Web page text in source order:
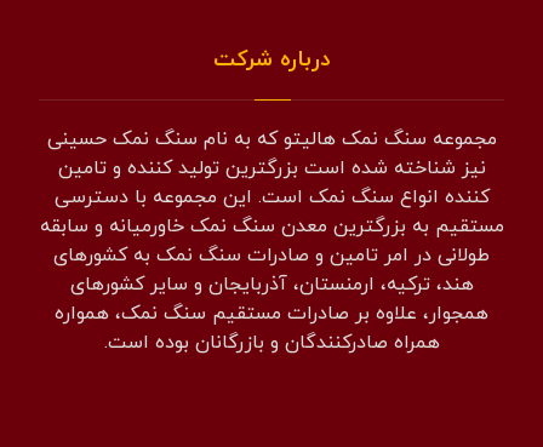
درباره شرکت
مجموعه سنگ نمک هالیتو که به نام سنگ نمک حسینی
نیز شناخته شده است بزرگترین تولید کننده و تامین
کننده انواع سنگ نمک است. این مجموعه با دسترسی
مستقیم به بزرگترین معدن سنگ نمک خاورمیانه و سابقه
طولانی در امر تامین و صادرات سنگ نمک به کشورهای
هند، ترکیه، ارمنستان، آذربایجان و سایر کشورهای
همجوار، علاوه بر صادرات مستقیم سنگ نمک، همواره
همراه صادرکنندگان و بازرگانان بوده است.